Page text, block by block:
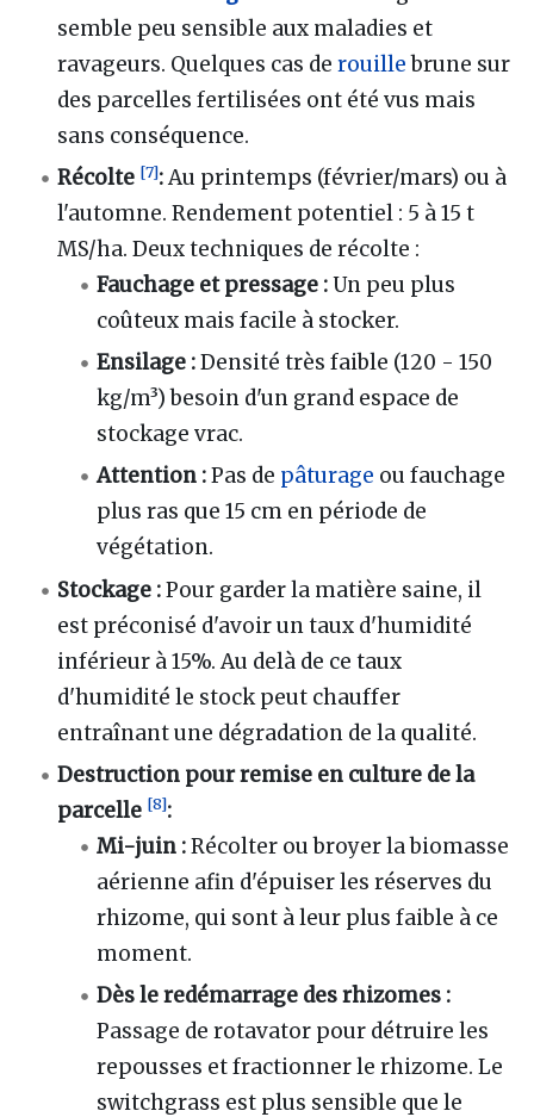
semble peu sensible aux maladies et
ravageurs. Quelques cas derouillebrune sur
des parcelles fertilisées ont été vus mais
sans conséquence.
Récolte [7]:Au printemps (février/mars) ou à
l'automne. Rendement potentiel : 5 à 15 t
MS/ha. Deux techniques de récolte :
Fauchage et pressage :Un peu plus
coûteux mais facile à stocker.
Ensilage :Densité très faible (120 - 150
kg/m³) besoin d'un grand espace de
stockage vrac.
Attention :Pas de pâturage ou fauchage
plus ras que 15 cm en période de
végétation.
Stockage :Pour garder la matière saine, il
est préconisé d'avoir un taux d'humidité
inférieur à 15%. Au delà de ce taux
d'humidité le stock peut chauffer
entraînant une dégradation de la qualité.
Destruction pour remise en culture de la
parcelle [8]:
Mi-juin :Récolter ou broyer la biomasse
aérienne afin d'épuiser les réserves du
rhizome, qui sont à leur plus faible à ce
moment.
Dès le redémarrage des rhizomes :
Passage de rotavator pour détruire les
repousses et fractionner le rhizome. Le
switchgrass est plus sensible que le